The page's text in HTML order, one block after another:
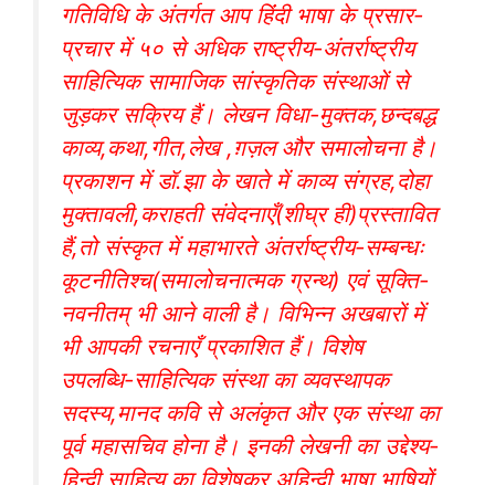
गतिविधि के अंतर्गत आप हिंंदी भाषा के प्रसार-
प्रचार में ५० से अधिक राष्ट्रीय-अंतर्राष्ट्रीय
साहित्यिक सामाजिक सांस्कृतिक संस्थाओं से
जुड़कर सक्रिय हैं। लेखन विधा-मुक्तक,छन्दबद्ध
काव्य,कथा,गीत,लेख ,ग़ज़ल और समालोचना है।
प्रकाशन में डॉ.झा के खाते में काव्य संग्रह,दोहा
मुक्तावली,कराहती संवेदनाएँ(शीघ्र ही)प्रस्तावित
हैं,तो संस्कृत में महाभारते अंतर्राष्ट्रीय-सम्बन्धः
कूटनीतिश्च(समालोचनात्मक ग्रन्थ) एवं सूक्ति-
नवनीतम् भी आने वाली है। विभिन्न अखबारों में
भी आपकी रचनाएँ प्रकाशित हैं। विशेष
उपलब्धि-साहित्यिक संस्था का व्यवस्थापक
सदस्य,मानद कवि से अलंकृत और एक संस्था का
पूर्व महासचिव होना है। इनकी लेखनी का उद्देश्य-
हिन्दी साहित्य का विशेषकर अहिन्दी भाषा भाषियों